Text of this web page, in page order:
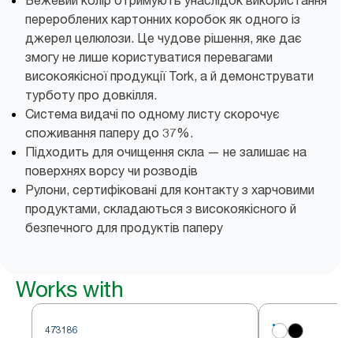
перероблених картонних коробок як одного із
джерел целюлози. Це чудове рішення, яке дає
змогу не лише користуватися перевагами
високоякісної продукції Tork, а й демонструвати
турботу про довкілля.
Система видачі по одному листу скорочує
споживання паперу до 37%.
Підходить для очищення скла — не залишає на
поверхнях ворсу чи розводів
Рулони, сертифіковані для контакту з харчовими
продуктами, складаються з високоякісного й
безпечного для продуктів паперу
Works with
473186